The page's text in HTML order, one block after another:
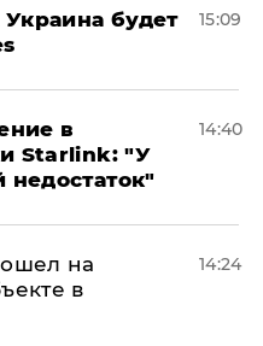
будет
15:09
в
Starlink: "У
недостаток"
14:40
на
в
14:24